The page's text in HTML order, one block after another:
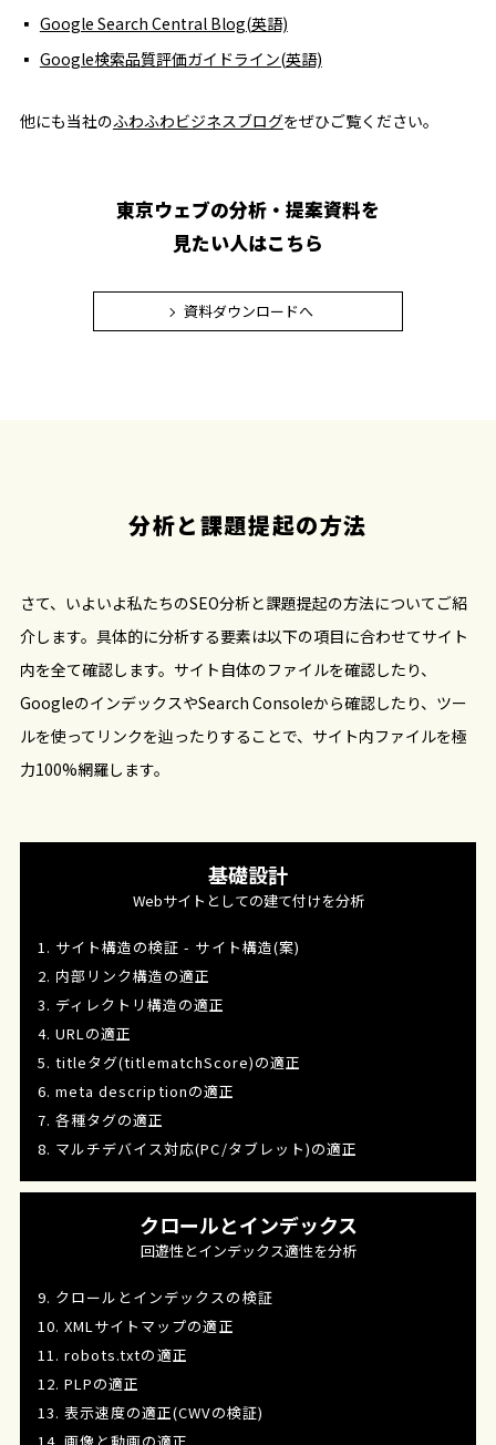
Google Search Central Blog(英語)
Google検索品質評価ガイドライン(英語)
他にも当社のふわふわビジネスブログをぜひご覧ください。
東京ウェブの分析・提案資料を
見たい人はこちら
資料ダウンロードへ
分析と課題提起の方法
さて、いよいよ私たちのSEO分析と課題提起の方法についてご紹
介します。具体的に分析する要素は以下の項目に合わせてサイト
内を全て確認します。サイト自体のファイルを確認したり、
GoogleのインデックスやSearch Consoleから確認したり、ツー
ルを使ってリンクを辿ったりすることで、サイト内ファイルを極
力100%網羅します。
基礎設計
Webサイトとしての建て付けを分析
1. サイト構造の検証 - サイト構造(案)
2. 内部リンク構造の適正
3. ディレクトリ構造の適正
4. URLの適正
5. titleタグ(titlematchScore)の適正
6. meta descriptionの適正
7. 各種タグの適正
8. マルチデバイス対応(PC/タブレット)の適正
クロールとインデックス
回遊性とインデックス適性を分析
9. クロールとインデックスの検証
10. XMLサイトマップの適正
11. robots.txtの適正
12. PLPの適正
13. 表示速度の適正(CWVの検証)
14. 画像と動画の適正